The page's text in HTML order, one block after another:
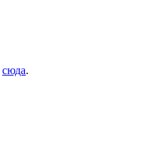
сюда.